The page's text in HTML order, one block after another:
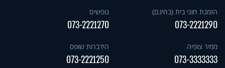
הזמנת חוגי בית (בחינם)
073-2221290
נופשים
073-2221270
ממיר צופיה
073-3333333
הידברות שופס
073-2221250